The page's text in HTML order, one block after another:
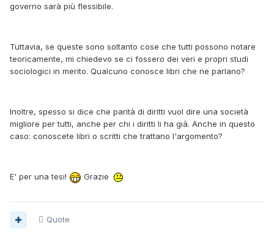
governo sarà più flessibile.
Tuttavia, se queste sono soltanto cose che tutti possono notare
teoricamente, mi chiedevo se ci fossero dei veri e propri studi
sociologici in merito. Qualcuno conosce libri che ne parlano?
Inoltre, spesso si dice che parità di diritti vuol dire una società
migliore per tutti, anche per chi i diritti li ha già. Anche in questo
caso: conoscete libri o scritti che trattano l'argomento?
E' per una tesi! Grazie
Quote